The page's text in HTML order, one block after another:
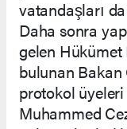
vatandaşları
Daha sonra
gelen Hükümet
bulunan Bakan
protokol üyeleri
Muhammed